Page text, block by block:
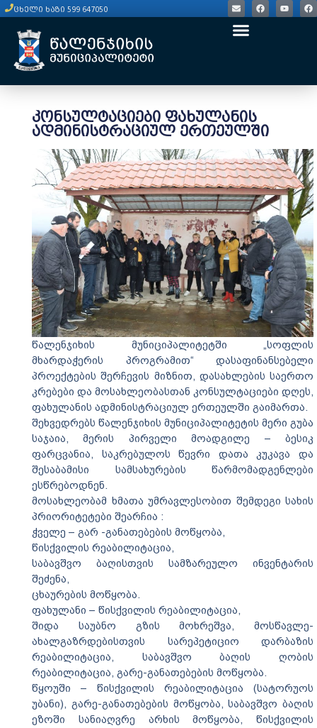
ცხელი ხაზი 599 647050
კონსულტაციები ფახულანის
ადმინისტრაციულ ერთეულში
წალენჯიხის მუნიციპალიტეტში „სოფლის
მხარდაჭერის პროგრამით“ დასაფინანსებელი
პროექტების შერჩევის მიზნით, დასახლების საერთო
კრებები და მოსახლეობასთან კონსულტაციები დღეს,
ფახულანის ადმინისტრაციულ ერთეულში გაიმართა.
შეხვედრებს წალენჯიხის მუნიციპალიტეტის მერი გუბა
საჯაია, მერის პირველი მოადგილე – ბესიკ
ფარცვანია, საკრებულოს წევრი დათა კუკავა და
შესაბამისი სამსახურების წარმომადგენლები
ესწრებოდნენ.
მოსახლეობამ ხმათა უმრავლესობით შემდეგი სახის
პრიორიტეტები შეარჩია :
ჭველე – გარ -განათებების მოწყობა,
წისქვილის რეაბილიტაცია,
საბავშვო ბაღისთვის სამზარეულო ინვენტარის
შეძენა,
ცხაურების მოწყობა.
ფახულანი – წისქვილის რეაბილიტაცია,
შიდა საუბნო გზის მოხრეშვა, მოსწავლე-
ახალგაზრდებისთვის სარეპეტიციო დარბაზის
რეაბილიტაცია, საბავშვო ბაღის ღობის
რეაბილიტაცია, გარე-განათებების მოწყობა.
წყოუში – წისქვილის რეაბილიტაცია (სატორუოს
უბანი), გარე-განათებების მოწყობა, საბავშვო ბაღის
ეზოში სანიაღვრე არხის მოწყობა, წისქვილის